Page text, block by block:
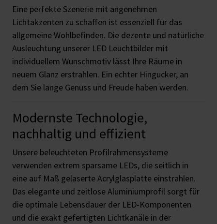
Eine perfekte Szenerie mit angenehmen
Lichtakzenten zu schaffen ist essenziell für das
allgemeine Wohlbefinden. Die dezente und natürliche
Ausleuchtung unserer LED Leuchtbilder mit
individuellem Wunschmotiv lässt Ihre Räume in
neuem Glanz erstrahlen. Ein echter Hingucker, an
dem Sie lange Genuss und Freude haben werden.
Modernste Technologie,
nachhaltig und effizient
Unsere beleuchteten Profilrahmensysteme
verwenden extrem sparsame LEDs, die seitlich in
eine auf Maß gelaserte Acrylglasplatte einstrahlen.
Das elegante und zeitlose Aluminiumprofil sorgt für
die optimale Lebensdauer der LED-Komponenten
und die exakt gefertigten Lichtkanäle in der